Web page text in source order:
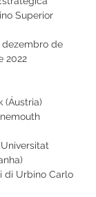
Superior
dezembro de
2022
(Áustria)
di Urbino Carlo